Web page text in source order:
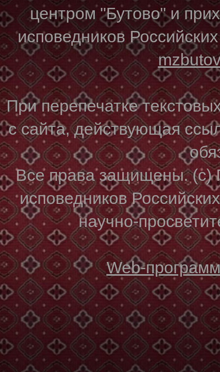
центром "Бутово" и
исповедников
При перепечатке
с сайта, действующая
Все права защищены. (с)
исповедников
научно-
Web-